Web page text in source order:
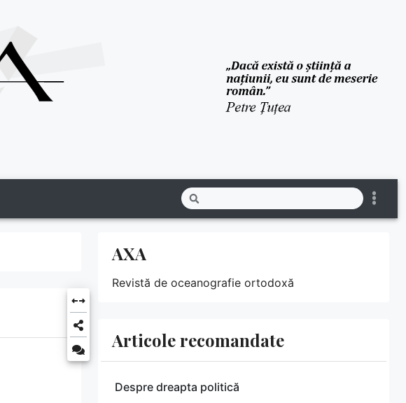
AXA
Revistă de oceanografie ortodoxă
Articole recomandate
Despre dreapta politică